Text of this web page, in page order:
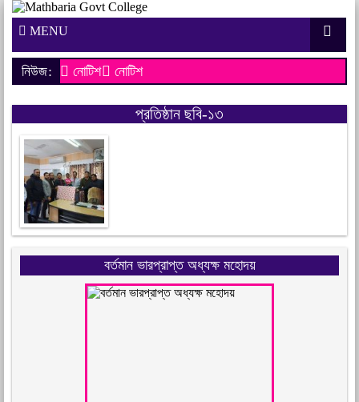
MENU
নিউজ: নোটিশ
নোটিশ
প্রতিষ্ঠান ছবি-১৩
বর্তমান ভারপ্রাপ্ত অধ্যক্ষ মহোদয়